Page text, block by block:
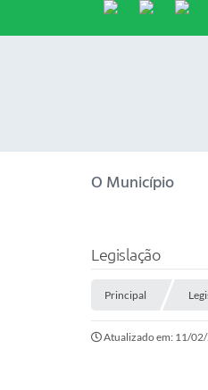
O Município
Legislação
Principal
Atualizado em: 11/